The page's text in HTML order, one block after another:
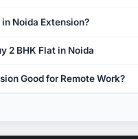
Noida Extension?
2 BHK Flat in Noida
Good for Remote Work?